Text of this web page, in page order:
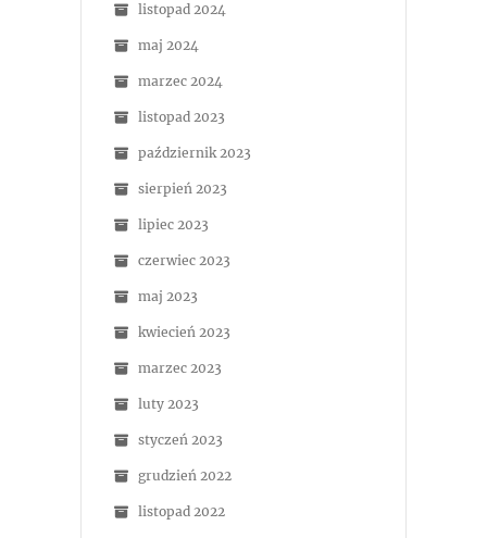
listopad 2024
maj 2024
marzec 2024
listopad 2023
październik 2023
sierpień 2023
lipiec 2023
czerwiec 2023
maj 2023
kwiecień 2023
marzec 2023
luty 2023
styczeń 2023
grudzień 2022
listopad 2022